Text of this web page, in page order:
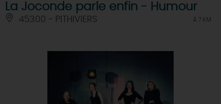
La Joconde parle enfin - Humour
45300 - PITHIVIERS À 7 KM